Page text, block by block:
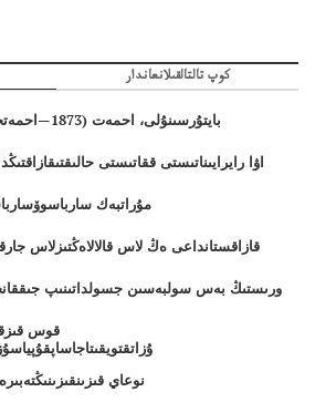
كوپ تالتالقىلانعاندار
بايتۇرسىنۇلى، احمەت (1873—احمەتجج.)(1873—1938جج)
اۋا رايرايىناتىستى ققاتىستى
مۇراتبەك
قازاقستانداعى ەڭ لاس قالالاەڭتىزلاس
ورىستىڭ بەس سولبەسىن جسولداتىنىپ
قوس
نوعاي